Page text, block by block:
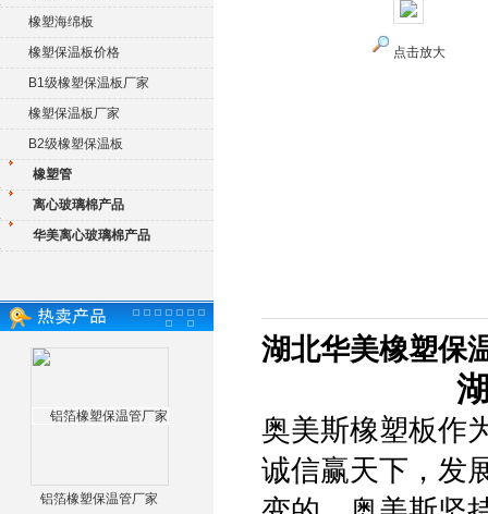
橡塑海绵板
橡塑保温板价格
B1级橡塑保温板厂家
橡塑保温板厂家
B2级橡塑保温板
橡塑管
离心玻璃棉产品
华美离心玻璃棉产品
铝箔橡塑保温管厂家
点击放大
湖北华美橡塑保
奥美斯橡塑板作
诚信赢天下，发